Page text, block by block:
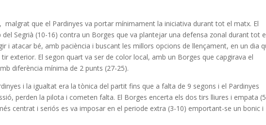
que el Pardinyes va portar mínimament la iniciativa durant tot el matx. El
del Segrià (10-16) contra un Borges que va plantejar una defensa zonal durant tot
i atacar bé, amb paciència i buscant les millors opcions de llençament, en un dia
exterior. El segon quart va ser de color local, amb un Borges que capgirava el
diferència mínima de 2 punts (27-25).
i la igualtat era la tònica del partit fins que a falta de 9 segons i el Pardinyes
perden la pilota i cometen falta. El Borges encerta els dos tirs lliures i empata
centrat i seriós es va imposar en el periode extra (3-10) emportant-se un bonic i